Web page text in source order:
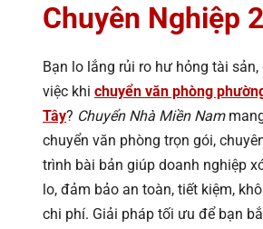
Chuyên Nghiệp
Bạn lo lắng rủi ro hư hỏng tài
việc khi chuyển văn phòng
Tây? Chuyển Nhà Miền Nam
chuyển văn phòng trọn gói,
trình bài bản giúp doanh nghiệp
lo, đảm bảo an toàn, tiết kiệm,
chi phí. Giải pháp tối ưu để bạn